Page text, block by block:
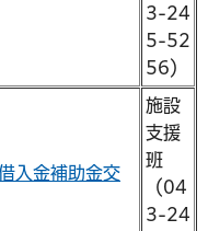
3-24
5-52
56）
入金補助金交
施設
支援
班
（04
3-24